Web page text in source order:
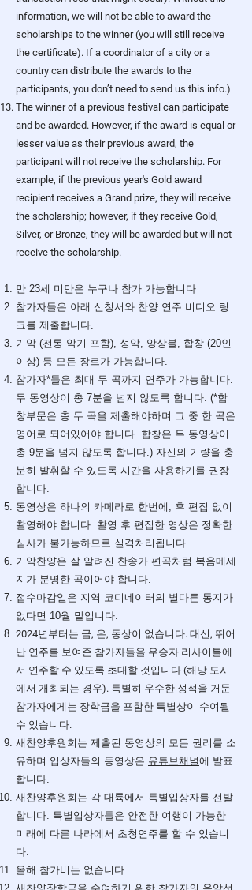
information, we will not be able to award the
scholarships to the winner (you will still receive
the certificate). If a coordinator of a city or a
country can distribute the awards to the
participants, you don’t need to send us this info.)
The winner of a previous festival can participate
and be awarded. However, if the award is equal or
lesser value as their previous award, the
participant will not receive the scholarship. For
example, if the previous year's Gold award
recipient receives a Grand prize, they will receive
the scholarship; however, if they receive Gold,
Silver, or Bronze, they will be awarded but will not
receive the scholarship.
만 23세 미만은 누구나 참가 가능합니다
참가자들은 아래 신청서와 찬양 연주 비디오 링
크를 제출합니다.
기악 (전통 악기 포함), 성악, 앙상블, 합창 (20인
이상) 등 모든 장르가 가능합니다.
​참가자*들은 최대 두 곡까지 연주가 가능합니다.
두 동영상이 총 7분을 넘지 않도록 합니다. (*합
창부문은 총 두 곡을 제출해야하며 그 중 한 곡은
영어로 되어있어야 합니다. 합창은 두 동영상이
총 9분을 넘지 않도록 합니다.) 자신의 기량을 충
분히 발휘할 수 있도록 시간을 사용하기를 권장
합니다.
동영상은 하나의 카메라로 한번에, 후 편집 없이
촬영해야 합니다. 촬영 후 편집한 영상은 정확한
심사가 불가능하므로 실격처리됩니다.
기악찬양은 잘 알려진 찬송가 편곡처럼 복음메세
지가 분명한 곡이어야 합니다.
접수마감일은 지역 코디네이터의 별다른 통지가
없다면 10월 말입니다.
2024년부터는 금, 은, 동상이 없습니다. 대신, 뛰어
난 연주를 보여준 참가자들을 우승자 리사이틀에
서 연주할 수 있도록 초대할 것입니다 (해당 도시
에서 개최되는 경우). 특별히 우수한 성적을 거둔
참가자에게는 장학금을 포함한 특별상이 수여될
수 있습니다.
새찬양후원회는 제출된 동영상의 모든 권리를 소
유하며 입상자들의 동영상은 유튜브채널에 발표
합니다.
새찬양후원회는 각 대륙에서 특별입상자를 선발
합니다. 특별입상자들은 안전한 여행이 가능한
미래에 다른 나라에서 초청연주를 할 수 있습니
다.
​올해 참가비는 없습니다.